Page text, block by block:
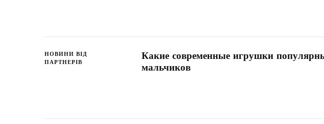
НОВИНИ ВІД
ПАРТНЕРІВ
Какие современные игрушки
мальчиков